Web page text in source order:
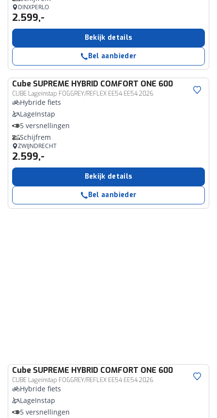
DINXPERLO
2.599,-
Bekijk details
Bel aanbieder
Cube SUPREME HYBRID COMFORT ONE 600
CUBE Lageinstap FOGGREY/REFLEX EE54 EE54 2026
Hybride fiets
LageInstap
5 versnellingen
Schijfrem
ZWIJNDRECHT
2.599,-
Bekijk details
Bel aanbieder
Cube SUPREME HYBRID COMFORT ONE 600
CUBE Lageinstap FOGGREY/REFLEX EE54 EE54 2026
Hybride fiets
LageInstap
5 versnellingen